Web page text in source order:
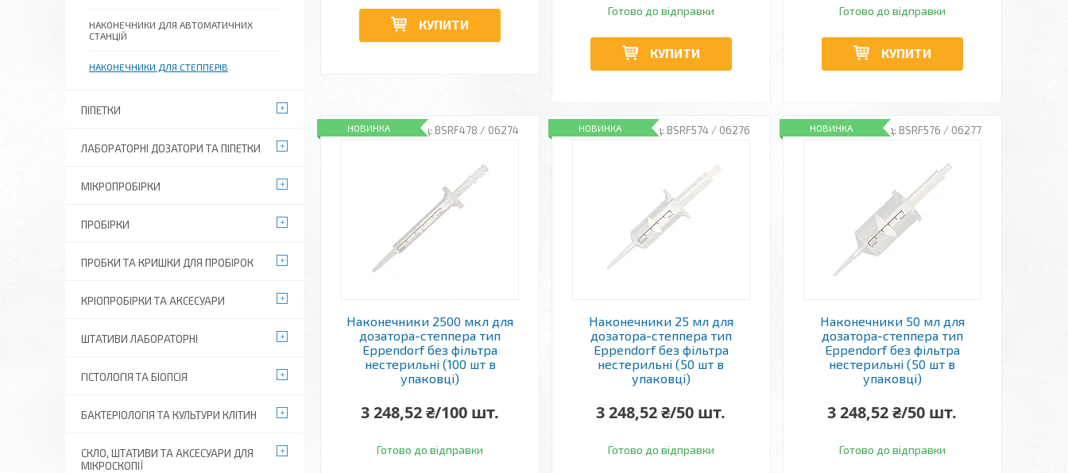
КУПИТИ
Готово до відправки
КУПИТИ
Готово до відправки
КУПИТИ
BSRF478 / 06274
НОВИНКА
Наконечники 2500 мкл для
дозатора-степпера тип
Eppendorf без фільтра
нестерильні (100 шт в
упаковці)
3 248,52 ₴/100 шт.
Готово до відправки
BSRF574 / 06276
НОВИНКА
Наконечники 25 мл для
дозатора-степпера тип
Eppendorf без фільтра
нестерильні (50 шт в
упаковці)
3 248,52 ₴/50 шт.
Готово до відправки
BSRF576 / 06277
НОВИНКА
Наконечники 50 мл для
дозатора-степпера тип
Eppendorf без фільтра
нестерильні (50 шт в
упаковці)
3 248,52 ₴/50 шт.
Готово до відправки
НАКОНЕЧНИКИ ДЛЯ АВТОМАТИЧНИХ
СТАНЦІЙ
НАКОНЕЧНИКИ ДЛЯ СТЕППЕРІВ
ПІПЕТКИ
ЛАБОРАТОРНІ ДОЗАТОРИ ТА ПІПЕТКИ
МІКРОПРОБІРКИ
ПРОБІРКИ
ПРОБКИ ТА КРИШКИ ДЛЯ ПРОБІРОК
КРІОПРОБІРКИ ТА АКСЕСУАРИ
ШТАТИВИ ЛАБОРАТОРНІ
ГІСТОЛОГІЯ ТА БІОПСІЯ
БАКТЕРІОЛОГІЯ ТА КУЛЬТУРИ КЛІТИН
СКЛО, ШТАТИВИ ТА АКСЕСУАРИ ДЛЯ
МІКРОСКОПІЇ